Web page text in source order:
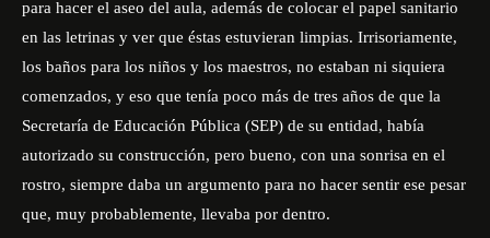
para hacer el aseo del aula, además de colocar el papel sanitario
en las letrinas y ver que éstas estuvieran limpias. Irrisoriamente,
los baños para los niños y los maestros, no estaban ni siquiera
comenzados, y eso que tenía poco más de tres años de que la
Secretaría de Educación Pública (SEP) de su entidad, había
autorizado su construcción, pero bueno, con una sonrisa en el
rostro, siempre daba un argumento para no hacer sentir ese pesar
que, muy probablemente, llevaba por dentro.